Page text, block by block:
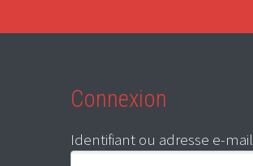
Connexion
Identifiant ou adresse e-mail